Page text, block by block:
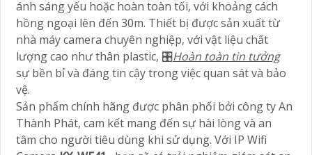
ánh sáng yếu hoặc hoàn toàn tối, với khoảng cách
hồng ngoại lên đến 30m. Thiết bị được sản xuất từ
nhà máy camera chuyên nghiệp, với vật liệu chất
lượng cao như thân plastic, 🎛Hoàn toàn tin tưởng
sự bền bỉ và đáng tin cậy trong việc quan sát và bảo
vệ.
Sản phẩm chính hãng được phân phối bởi công ty An
Thành Phát, cam kết mang đến sự hài lòng và an
tâm cho người tiêu dùng khi sử dụng. Với IP Wifi